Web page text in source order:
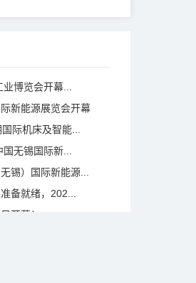
博览会开幕...
新能源展览会开幕
际机床及智能...
无锡国际新...
锡）国际新能源...
备就绪，202...
开幕！